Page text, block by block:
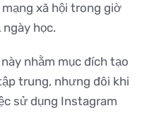
xã hội trong giờ
học.
nhằm mục đích tạo
trung, nhưng đôi khi
sử dụng Instagram